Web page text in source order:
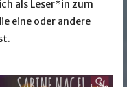
als Leser*in zum
eine oder andere